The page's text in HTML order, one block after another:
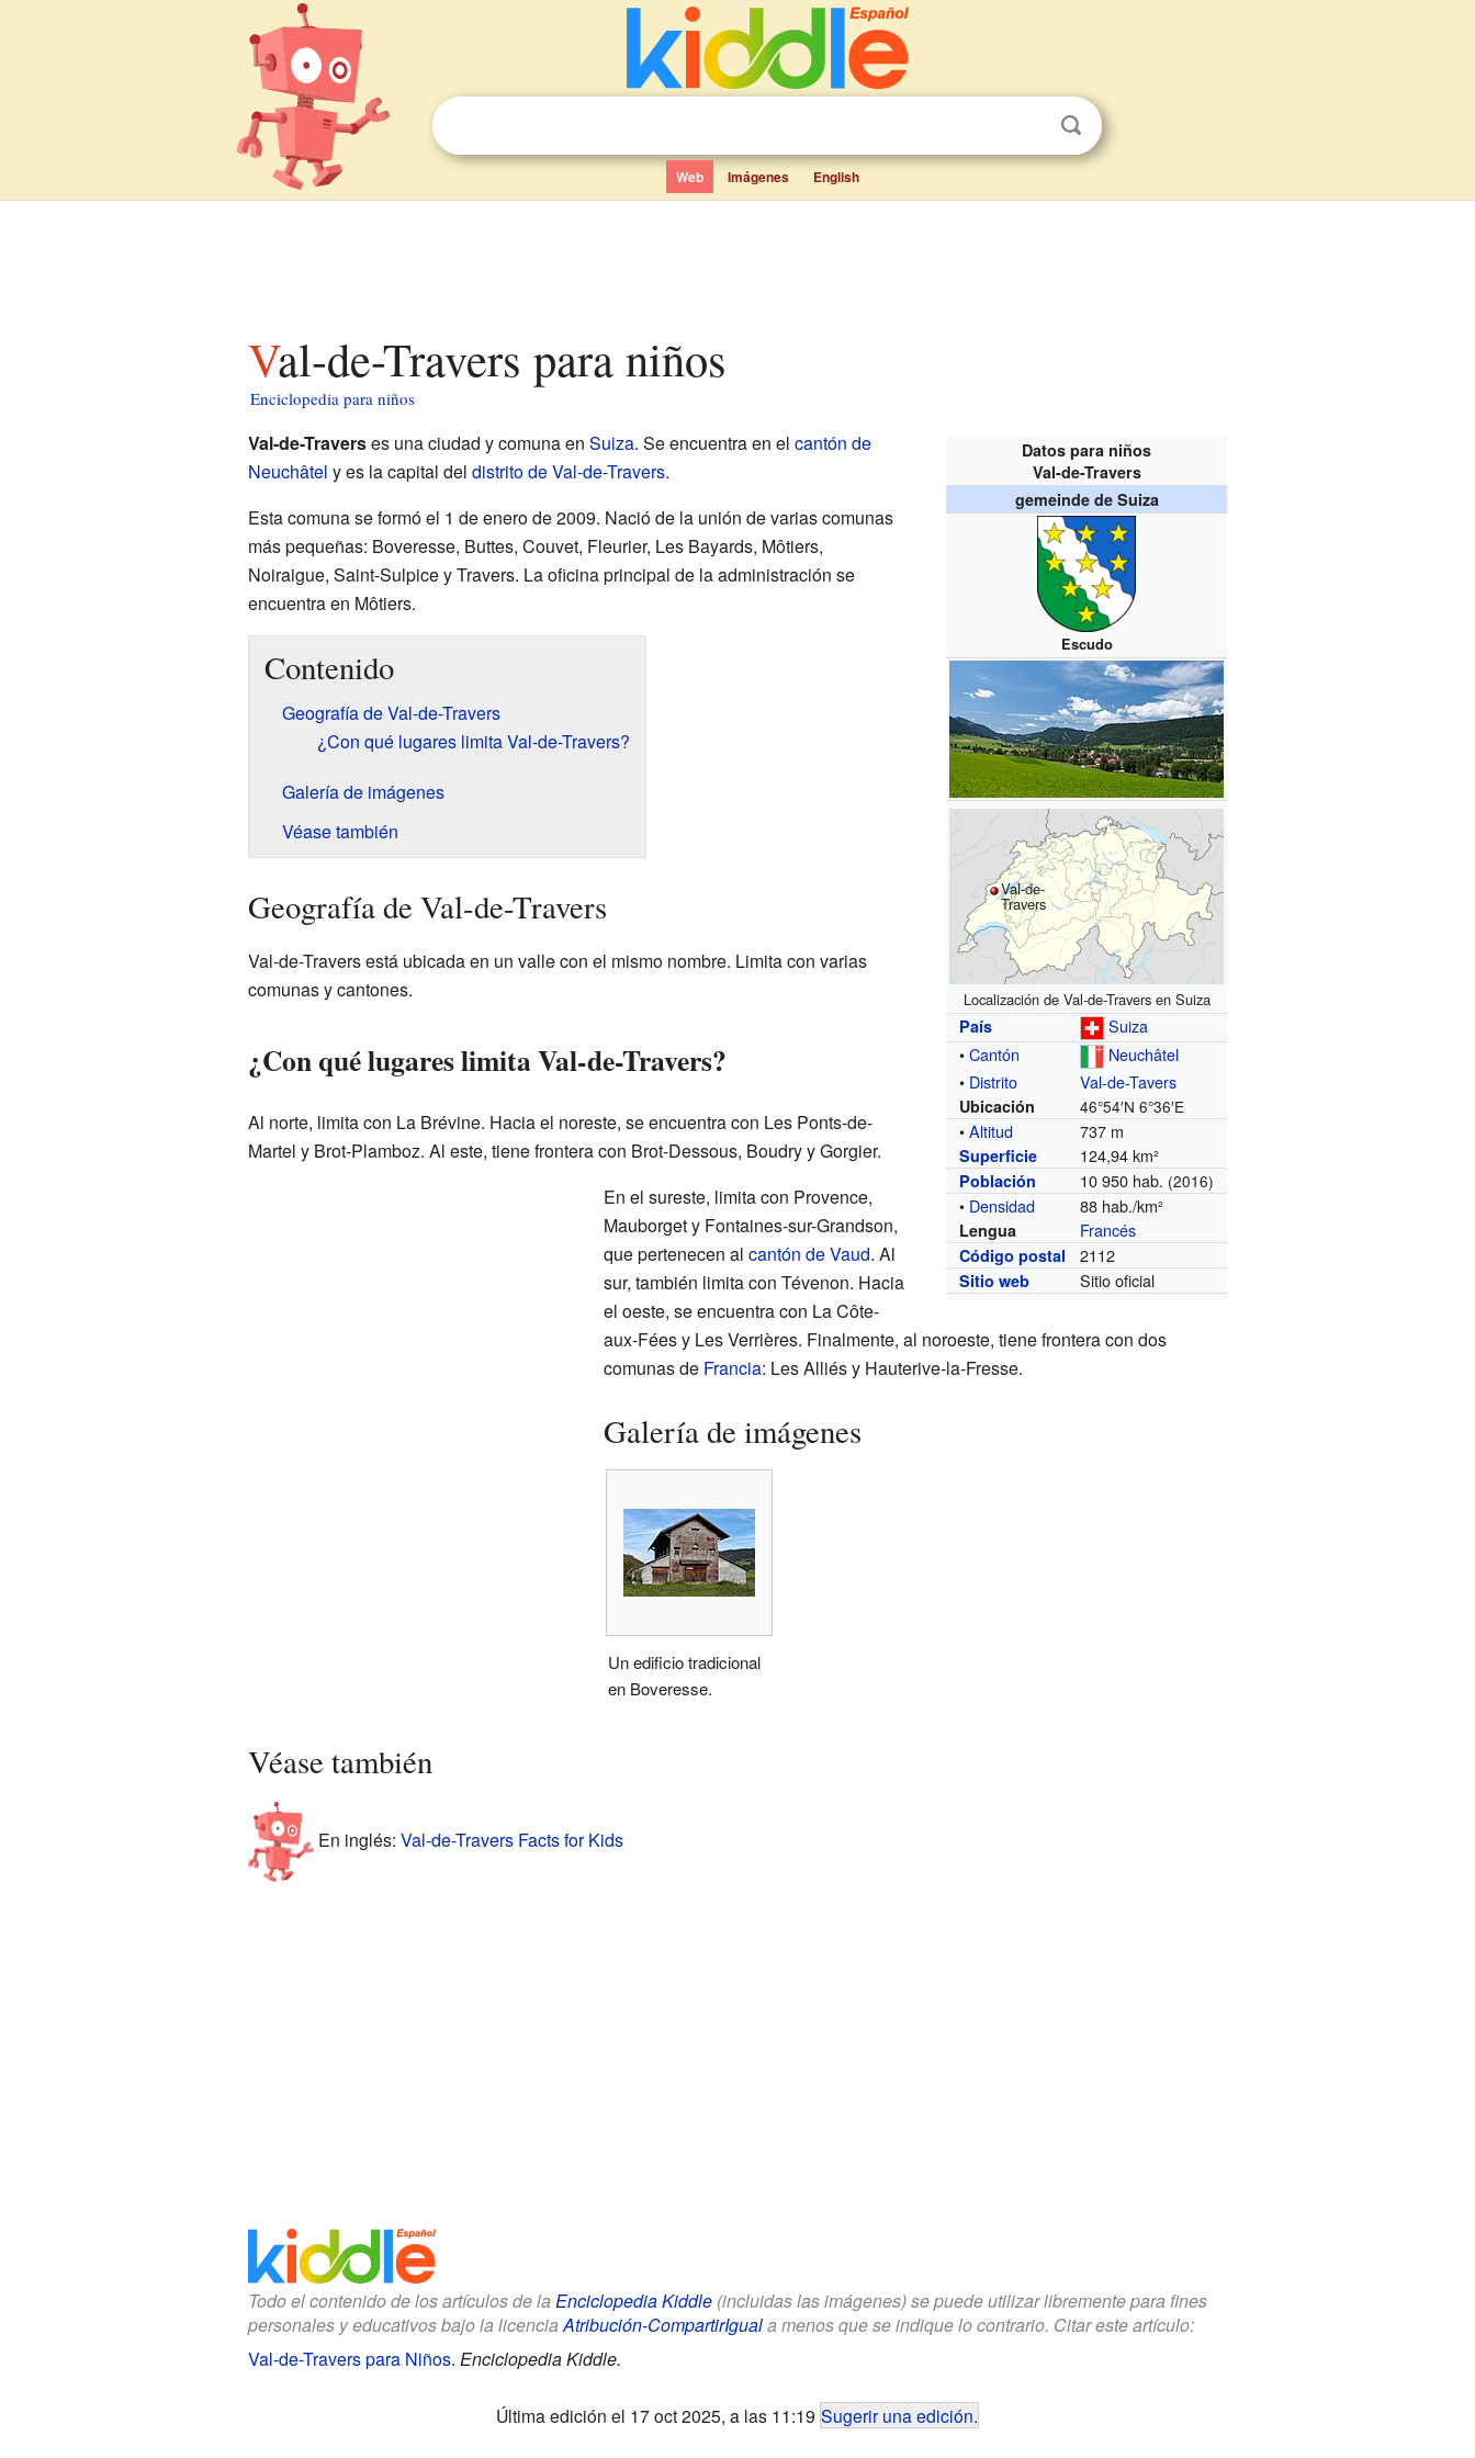
Web Imágenes English
Val-de-Travers para niños
Enciclopedia para niños
Datos para niños
Val-de-Travers
gemeinde de Suiza
Escudo
Val-de-
Travers
Localización de Val-de-Travers en Suiza
País
Suiza
•Cantón
Neuchâtel
• Distrito Val-de-Tavers
Ubicación 46°54′N 6°36′E
•Altitud 737 m
Superficie 124,94 km²
Población 10 950 hab. (2016)
• Densidad 88 hab./km²
Lengua Francés
Código postal 2112
Sitio web Sitio oficial
Val-de-Traverses una ciudad y comuna en Suiza. Se encuentra en el cantón de
Neuchâtel y es la capital del distrito de Val-de-Travers.
Esta comuna se formó el 1 de enero de 2009. Nació de la unión de varias comunas
más pequeñas: Boveresse, Buttes, Couvet, Fleurier, Les Bayards, Môtiers,
Noiraigue, Saint-Sulpice y Travers. La oficina principal de la administración se
encuentra en Môtiers.
Contenido
Geografía de Val-de-Travers
¿Con qué lugares limita Val-de-Travers?
Galería de imágenes
Véase también
Geografía de Val-de-Travers
Val-de-Travers está ubicada en un valle con el mismo nombre. Limita con varias
comunas y cantones.
¿Con qué lugares limita Val-de-Travers?
Al norte, limita con La Brévine. Hacia el noreste, se encuentra con Les Ponts-de-
Martel y Brot-Plamboz. Al este, tiene frontera con Brot-Dessous, Boudry y Gorgier.
En el sureste, limita con Provence,
Mauborget y Fontaines-sur-Grandson,
que pertenecen al cantón de Vaud. Al
sur, también limita con Tévenon. Hacia
el oeste, se encuentra con La Côte-
aux-Fées y Les Verrières. Finalmente, al noroeste, tiene frontera con dos
comunas de Francia: Les Alliés y Hauterive-la-Fresse.
Galería de imágenes
Un edificio tradicional
en Boveresse.
Véase también
En inglés: Val-de-Travers Facts for Kids
Todo el contenido de los artículos de la Enciclopedia Kiddle(incluidas las imágenes) se puede utilizar libremente para fines
personales y educativos bajo la licencia Atribución-CompartirIguala menos que se indique lo contrario. Citar este artículo:
Val-de-Travers para Niños. Enciclopedia Kiddle.
Última edición el 17 oct 2025, a las 11:19 Sugerir una edición.